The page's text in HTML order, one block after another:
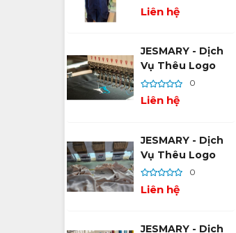
Giải Pháp Ghi
Dấu Thương Hiệu
Liên hệ
JESMARY - Dịch
Vụ Thêu Logo
Theo Yêu Cầu –
Tạo Dấu Ấn
Thương Hiệu Bền
0
Liên hệ
JESMARY - Dịch
Vụ Thêu Logo
Theo Yêu Cầu –
Tối Ưu Hóa Hình
Ảnh Thương Hiệu
Liệu
0
Liên hệ
JESMARY - Dịch